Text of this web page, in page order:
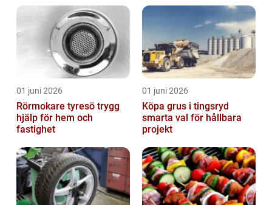
01 juni 2026
Rörmokare tyresö trygg
hjälp för hem och
fastighet
01 juni 2026
Köpa grus i tingsryd
smarta val för hållbara
projekt